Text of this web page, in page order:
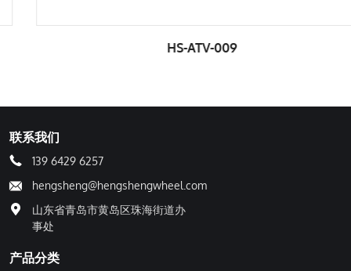
HS-ATV-009
联系我们
139 6429 6257
hengsheng@hengshengwheel.com
山东省青岛市黄岛区珠海街道办
事处
产品分类